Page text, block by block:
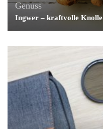
Genuss
Ingwer – kraftvolle Knolle